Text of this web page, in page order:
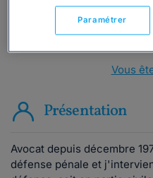
Vous
Présentation
Avocat depuis décembre
défense pénale et
Paramétrer